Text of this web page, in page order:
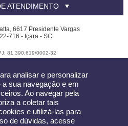
analisar e personalizar
sua navegação e em
Ao navegar pela
a coletar tais
e utilizá-las para
de dúvidas, acesse
ATENDIMENTO
6617 Presidente Vargas
716 - Içara - SC
81.390.619/0002-32